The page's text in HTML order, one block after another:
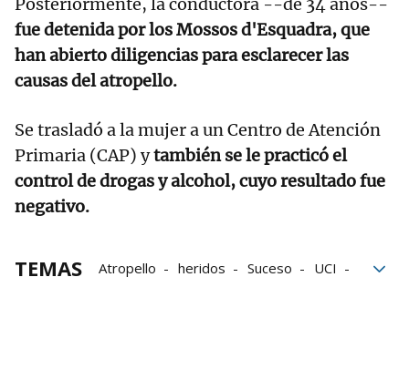
Posteriormente, la conductora --de 34 años--
fue detenida por los Mossos d'Esquadra, que
han abierto diligencias para esclarecer las
causas del atropello.
Se trasladó a la mujer a un Centro de Atención
Primaria (CAP) ytambién se le practicó el
control de drogas y alcohol, cuyo resultado fue
negativo.
TEMAS Atropello heridos Suceso
UCI